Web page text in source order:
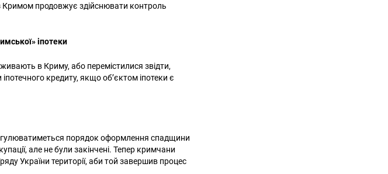
продовжує здійснювати контроль
іпотеки
в Криму, або перемістилися звідти,
кредиту, якщо об’єктом іпотеки є
порядок оформлення спадщини
але не були закінчені. Тепер кримчани
України території, аби той завершив процес